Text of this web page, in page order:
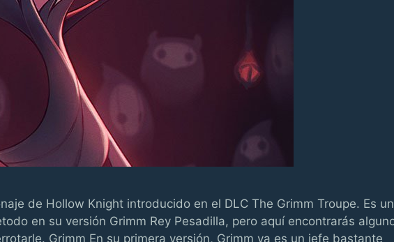
de Hollow Knight introducido en el DLC The Grimm Troupe. Es un
en su versión Grimm Rey Pesadilla, pero aquí encontrarás
Grimm En su primera versión, Grimm ya es un jefe bastante